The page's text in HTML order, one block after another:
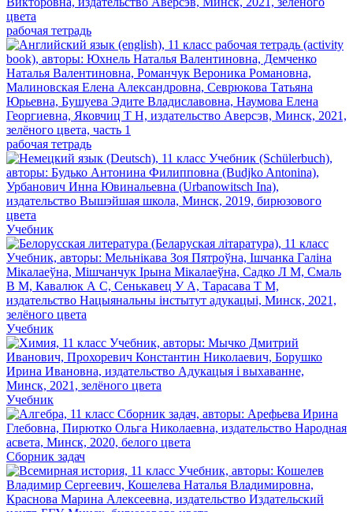
рабочая тетрадь
рабочая тетрадь
Учебник
Учебник
Учебник
Сборник задач